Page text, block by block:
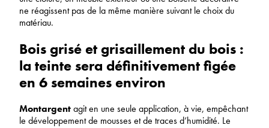
ne réagissent pas de la même manière suivant le choix du
matériau.
Bois grisé et grisaillement du bois :
la teinte sera définitivement figée
en 6 semaines environ
Montargentagit en une seule application, à vie, empêchant
le développement de mousses et de traces d’humidité. Le